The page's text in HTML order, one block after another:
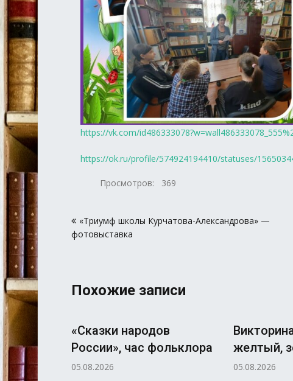
https://vk.com/
https://ok.ru/profile/574924194410/statuses/
Просмотров: 369
по«Триумф школы Курчатова-Александрова» —
фотовыставка
Похожие записи
«Сказки народов
России», час фольклора
05.08.2026
желтый,
05.08.2026